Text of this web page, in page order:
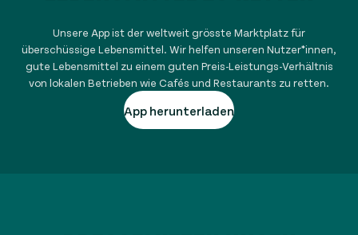
Unsere App ist der weltweit grösste Marktplatz für
überschüssige Lebensmittel. Wir helfen unseren Nutzer*innen,
gute Lebensmittel zu einem guten Preis-Leistungs-Verhältnis
von lokalen Betrieben wie Cafés und Restaurants zu retten.
App herunterladen